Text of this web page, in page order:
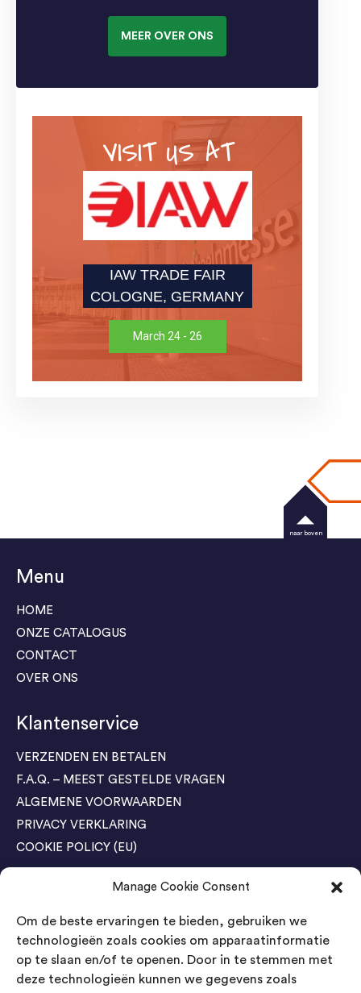
Manage Cookie Consent
Om de beste ervaringen te bieden, gebruiken we
technologieën zoals cookies om apparaatinformatie
op te slaan en/of te openen. Door in te stemmen met
deze technologieën kunnen we gegevens zoals
MEER OVER ONS
VISIT US AT
IAW TRADE FAIR
COLOGNE, GERMANY
March 24 - 26
Menu
HOME
ONZE CATALOGUS
CONTACT
OVER ONS
Klantenservice
VERZENDEN EN BETALEN
F.A.Q. – MEEST GESTELDE VRAGEN
ALGEMENE VOORWAARDEN
PRIVACY VERKLARING
COOKIE POLICY (EU)
Agenda Trade Shows
04-05 November / SVG FAIR Winterswijk
Bestel GRATIS kaarten
Bestel GRATIS kaarten
naar boven